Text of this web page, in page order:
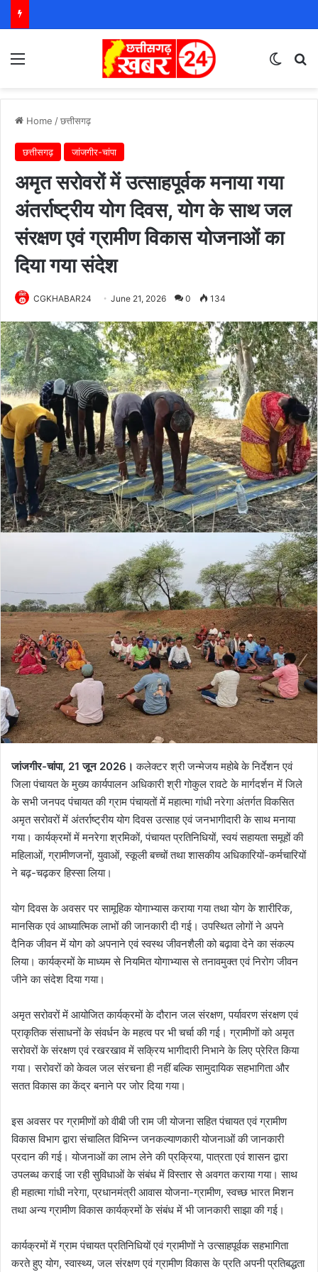
Home /छत्तीसगढ़
छत्तीसगढ़ जांजगीर-चांपा
अमृत सरोवरों में उत्साहपूर्वक मनाया गया
अंतर्राष्ट्रीय योग दिवस, योग के साथ जल
संरक्षण एवं ग्रामीण विकास योजनाओं का
दिया गया संदेश
CGKHABAR24 June 21, 2026 0 134
जांजगीर-चांपा, 21 जून 2026। कलेक्टर श्री जन्मेजय महोबे के निर्देशन एवं
जिला पंचायत के मुख्य कार्यपालन अधिकारी श्री गोकुल रावटे के मार्गदर्शन में जिले
के सभी जनपद पंचायत की ग्राम पंचायतों में महात्मा गांधी नरेगा अंतर्गत विकसित
अमृत सरोवरों में अंतर्राष्ट्रीय योग दिवस उत्साह एवं जनभागीदारी के साथ मनाया
गया। कार्यक्रमों में मनरेगा श्रमिकों, पंचायत प्रतिनिधियों, स्वयं सहायता समूहों की
महिलाओं, ग्रामीणजनों, युवाओं, स्कूली बच्चों तथा शासकीय अधिकारियों-कर्मचारियों
ने बढ़-चढ़कर हिस्सा लिया।
योग दिवस के अवसर पर सामूहिक योगाभ्यास कराया गया तथा योग के शारीरिक,
मानसिक एवं आध्यात्मिक लाभों की जानकारी दी गई। उपस्थित लोगों ने अपने
दैनिक जीवन में योग को अपनाने एवं स्वस्थ जीवनशैली को बढ़ावा देने का संकल्प
लिया। कार्यक्रमों के माध्यम से नियमित योगाभ्यास से तनावमुक्त एवं निरोग जीवन
जीने का संदेश दिया गया।
अमृत सरोवरों में आयोजित कार्यक्रमों के दौरान जल संरक्षण, पर्यावरण संरक्षण एवं
प्राकृतिक संसाधनों के संवर्धन के महत्व पर भी चर्चा की गई। ग्रामीणों को अमृत
सरोवरों के संरक्षण एवं रखरखाव में सक्रिय भागीदारी निभाने के लिए प्रेरित किया
गया। सरोवरों को केवल जल संरचना ही नहीं बल्कि सामुदायिक सहभागिता और
सतत विकास का केंद्र बनाने पर जोर दिया गया।
इस अवसर पर ग्रामीणों को वीबी जी राम जी योजना सहित पंचायत एवं ग्रामीण
विकास विभाग द्वारा संचालित विभिन्न जनकल्याणकारी योजनाओं की जानकारी
प्रदान की गई। योजनाओं का लाभ लेने की प्रक्रिया, पात्रता एवं शासन द्वारा
उपलब्ध कराई जा रही सुविधाओं के संबंध में विस्तार से अवगत कराया गया। साथ
ही महात्मा गांधी नरेगा, प्रधानमंत्री आवास योजना-ग्रामीण, स्वच्छ भारत मिशन
तथा अन्य ग्रामीण विकास कार्यक्रमों के संबंध में भी जानकारी साझा की गई।
कार्यक्रमों में ग्राम पंचायत प्रतिनिधियों एवं ग्रामीणों ने उत्साहपूर्वक सहभागिता
करते हुए योग, स्वास्थ्य, जल संरक्षण एवं ग्रामीण विकास के प्रति अपनी प्रतिबद्धता